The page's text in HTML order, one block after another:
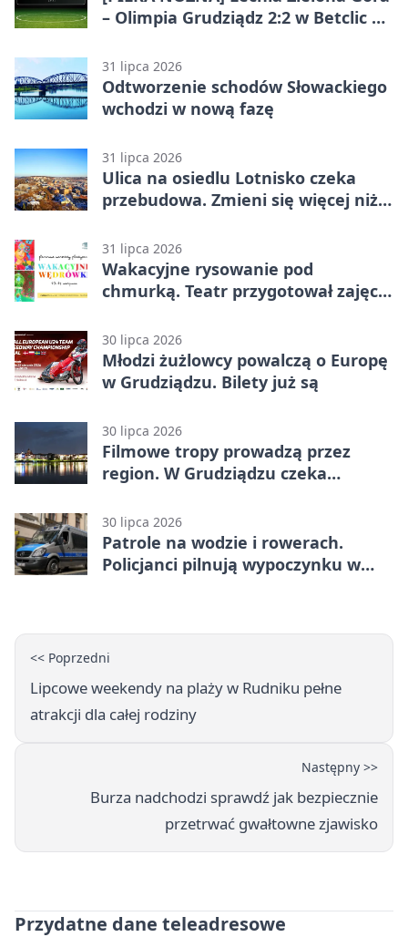
– Olimpia Grudziądz 2:2 w Betclic 2.
końcówce
31 lipca 2026
Odtworzenie schodów Słowackiego
wchodzi w nową fazę
31 lipca 2026
Ulica na osiedlu Lotnisko czeka
przebudowa. Zmieni się więcej niż
31 lipca 2026
Wakacyjne rysowanie pod
chmurką. Teatr przygotował zajęcia
30 lipca 2026
Młodzi żużlowcy powalczą o Europę
w Grudziądzu. Bilety już są
30 lipca 2026
Filmowe tropy prowadzą przez
region. W Grudziądzu czeka
30 lipca 2026
Patrole na wodzie i rowerach.
Policjanci pilnują wypoczynku w
<< Poprzedni
Lipcowe weekendy na plaży w Rudniku pełne
atrakcji dla całej rodziny
Następny >>
Burza nadchodzi sprawdź jak bezpiecznie
przetrwać gwałtowne zjawisko
Przydatne dane teleadresowe